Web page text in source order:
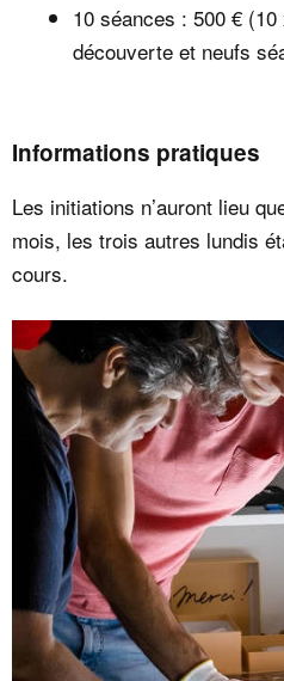
10 séances : 500 €
découverte et neufs
Informations pratiques
Les initiations n’auront lieu
mois, les trois autres lundis
cours.